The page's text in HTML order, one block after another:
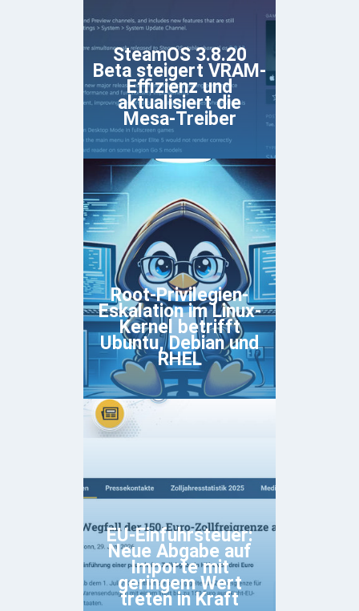
SteamOS 3.8.20
Beta steigert VRAM-
Effizienz und
aktualisiert die
Mesa-Treiber
Root-Privilegien-
Eskalation im Linux-
Kernel betrifft
Ubuntu, Debian und
RHEL
EU-Einfuhrsteuer:
Neue Abgabe auf
Importe mit
geringem Wert
treten in Kraft